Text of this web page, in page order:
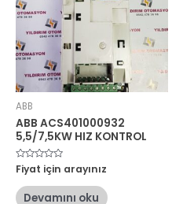
ABB
ABB ACS401000932
5,5/7,5KW HIZ KONTROL
5
üzerinden
oy
aldı
Fiyat için arayınız
Devamını oku